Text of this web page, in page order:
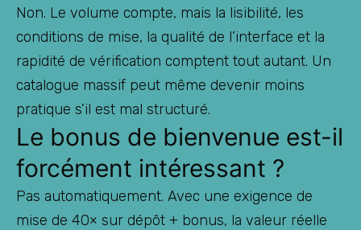
Non. Le volume compte, mais la lisibilité, les
conditions de mise, la qualité de l’interface et la
rapidité de vérification comptent tout autant. Un
catalogue massif peut même devenir moins
pratique s’il est mal structuré.
Le bonus de bienvenue est-il
forcément intéressant ?
Pas automatiquement. Avec une exigence de
mise de 40× sur dépôt + bonus, la valeur réelle